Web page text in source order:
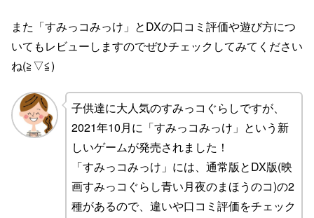
また「すみっコみっけ」とDXの口コミ評価や遊び方につ
いてもレビューしますのでぜひチェックしてみてください
ね(≧▽≦)
子供達に大人気のすみっコぐらしですが、
2021年10月に「すみっコみっけ」という新
しいゲームが発売されました！
「すみっコみっけ」には、通常版とDX版(映
画すみっコぐらし青い月夜のまほうのコ)の2
種があるので、違いや口コミ評価をチェック